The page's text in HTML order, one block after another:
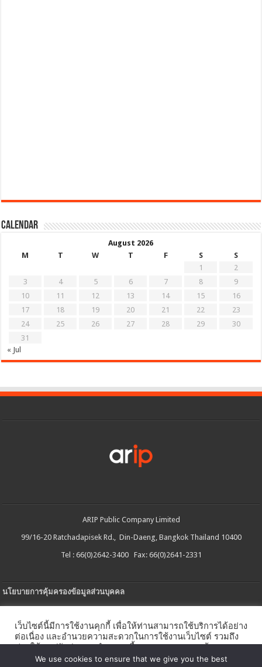
Calendar
August 2026
M
T W T F S
S
1
2
3
4 5 6 7 8
9
10
11 12 13 14 15
16
17
18 19 20 21 22
23
24
25 26 27 28 29
30
31
« Jul
ARIP Public Company Limited
99/16-20 Ratchadapisek Rd., Din-Daeng, Bangkok Thailand 10400
Tel : 66(0)2642-3400 Fax: 66(0)2641-2331
นโยบายการคุ้มครองข้อมูลส่วนบุคคล
นโยบายการใช้คกกี้
เว็บไซต์นี้มีการใช้งานคุกกี้ เพื่อให้ท่านสามารถใช้บริการได้อย่าง
ต่อเนื่อง และอำนวยความสะดวกในการใช้งานเว็บไซต์ รวมถึง
ช่วยให้เราปรับปรุงการนำเสนอเนื้อหาตรงตามความต้องการ
ของท่าน โดยสามารถศึกษารายละเอียดเพิ่มเติมได้ใน นโยบาย
We use cookies to ensure that we give you the best